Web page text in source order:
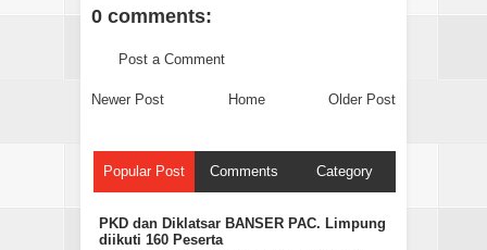
0 comments:
Post a Comment
Newer Post Older Post
Home
Popular Post Comments Category
PKD dan Diklatsar BANSER PAC. Limpung
diikuti 160 Peserta